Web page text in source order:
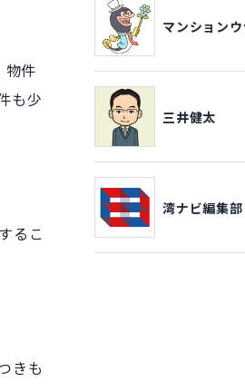
物件
も少
るこ
きも
マンション
三井健太
湾ナビ編集部